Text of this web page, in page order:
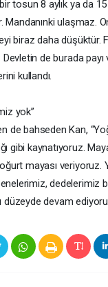
tosun 8 aylık ya da 15
Mandanınki ulaşmaz.
biraz daha düşüktür.
de burada
kullandı.
yok”
de bahseden Kan,
gibi kaynatıyoruz.
mayası veriyoruz.
dedelerimiz
düzeyde devam